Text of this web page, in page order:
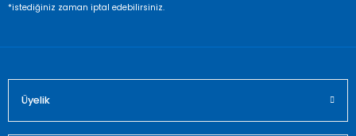
*istediğiniz zaman iptal edebilirsiniz.
Üyelik